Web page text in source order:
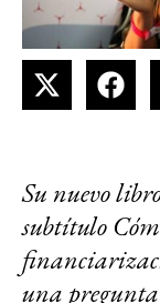
Su nuevo
subtítulo
una